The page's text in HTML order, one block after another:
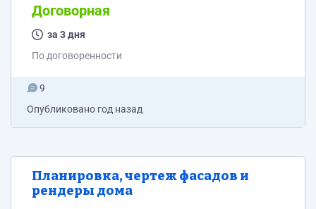
помещения и разбивки по квадратным метрам. 2.
Визуальное изображение. План каждого этажа,
чертеж фасада с четырех сторон, рендеры не менее
двухэтажного дома...
Договорная
за 3 дня
По договоренности
9
Опубликовано год назад
Планировка, чертеж фасадов и
рендеры дома